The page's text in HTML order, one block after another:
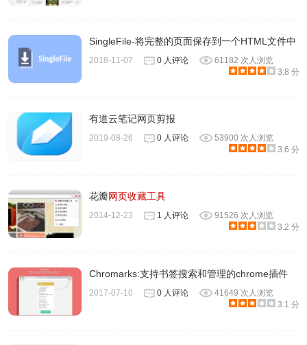
读。
7、实在是不想那么麻烦的话，那就直接将网页保存为书签留
在以后打开吧。
SingleFile-将完整的页面保存到一个HTML文件中
2018-11-07 0 人评论
61182 次人浏览
3.8 分
有道云笔记网页剪报
2019-08-26 0 人评论
53900 次人浏览
3.6 分
花瓣网页收藏工具
2014-12-23 1 人评论
91526 次人浏览
3.2 分
Chromarks:支持书签搜索和管理的chrome插件
2017-07-10 0 人评论
41649 次人浏览
3.1 分